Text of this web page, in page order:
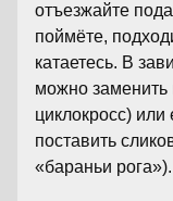
отъезжайте
поймёте,
катаетесь. В
можно заменить
циклокросс)
поставить
«бараньи рога»).